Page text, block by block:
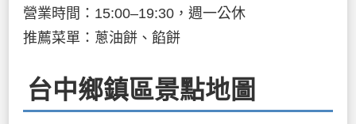
營業時間：15:00–19:30，週一公休
推薦菜單：蔥油餅、餡餅
台中鄉鎮區景點地圖